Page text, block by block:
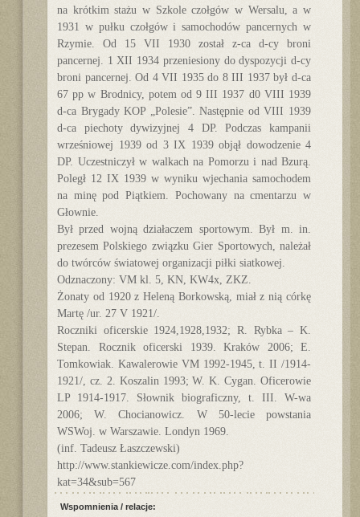
na krótkim stażu w Szkole czołgów w Wersalu, a w
1931 w pułku czołgów i samochodów pancernych w
Rzymie. Od 15 VII 1930 został z-ca d-cy broni
pancernej. 1 XII 1934 przeniesiony do dyspozycji d-cy
broni pancernej. Od 4 VII 1935 do 8 III 1937 był d-ca
67 pp w Brodnicy, potem od 9 III 1937 d0 VIII 1939
d-ca Brygady KOP „Polesie”. Następnie od VIII 1939
d-ca piechoty dywizyjnej 4 DP. Podczas kampanii
wrześniowej 1939 od 3 IX 1939 objął dowodzenie 4
DP. Uczestniczył w walkach na Pomorzu i nad Bzurą.
Poległ 12 IX 1939 w wyniku wjechania samochodem
na minę pod Piątkiem. Pochowany na cmentarzu w
Głownie.
Był przed wojną działaczem sportowym. Był m. in.
prezesem Polskiego związku Gier Sportowych, należał
do twórców światowej organizacji piłki siatkowej.
Odznaczony: VM kl. 5, KN, KW4x, ZKZ.
Żonaty od 1920 z Heleną Borkowską, miał z nią córkę
Martę /ur. 27 V 1921/.
Roczniki oficerskie 1924,1928,1932; R. Rybka – K.
Stepan. Rocznik oficerski 1939. Kraków 2006; E.
Tomkowiak. Kawalerowie VM 1992-1945, t. II /1914-
1921/, cz. 2. Koszalin 1993; W. K. Cygan. Oficerowie
LP 1914-1917. Słownik biograficzny, t. III. W-wa
2006; W. Chocianowicz. W 50-lecie powstania
WSWoj. w Warszawie. Londyn 1969.
(inf. Tadeusz Łaszczewski)
http://www.stankiewicze.com/index.php?
kat=34&sub=567
Wspomnienia / relacje: